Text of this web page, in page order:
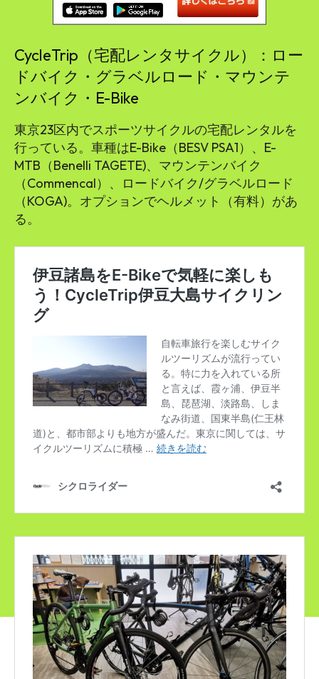
CycleTrip（宅配レンタサイクル）：ロー
ドバイク・グラベルロード・マウンテ
ンバイク・E-Bike
東京23区内でスポーツサイクルの宅配レンタルを
行っている。車種はE-Bike（BESV PSA1）、E-
MTB（Benelli TAGETE)、マウンテンバイク
（Commencal）、ロードバイク/グラベルロード
（KOGA)。オプションでヘルメット（有料）があ
る。